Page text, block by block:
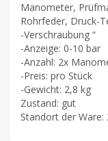
Manometer,
Rohrfeder, Druck-
-Verschraubung “
-Anzeige: 0-10 bar
-Anzahl: 2x
-Preis: pro Stück
-Gewicht: 2,8 kg
Zustand: gut
Standort der